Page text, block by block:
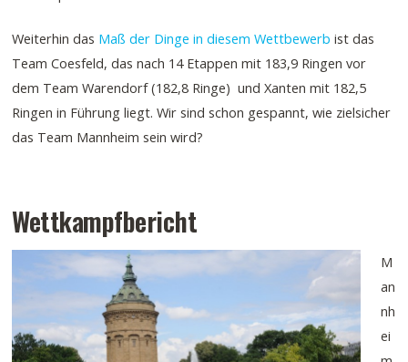
Weiterhin das Maß der Dinge in diesem Wettbewerbist das
Team Coesfeld, das nach 14 Etappen mit 183,9 Ringen vor
dem Team Warendorf (182,8 Ringe) und Xanten mit 182,5
Ringen in Führung liegt. Wir sind schon gespannt, wie zielsicher
das Team Mannheim sein wird?
Wettkampfbericht
M
an
nh
ei